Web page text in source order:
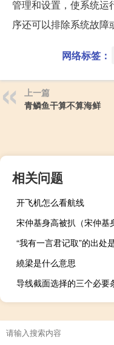
管理和设置，使系统运
序还可以排除系统故障
网络标签：
上一篇
青鳞鱼干算不算海鲜
相关问题
开飞机怎么看航线
“我有一言君记取”的出处
繞梁是什么意思